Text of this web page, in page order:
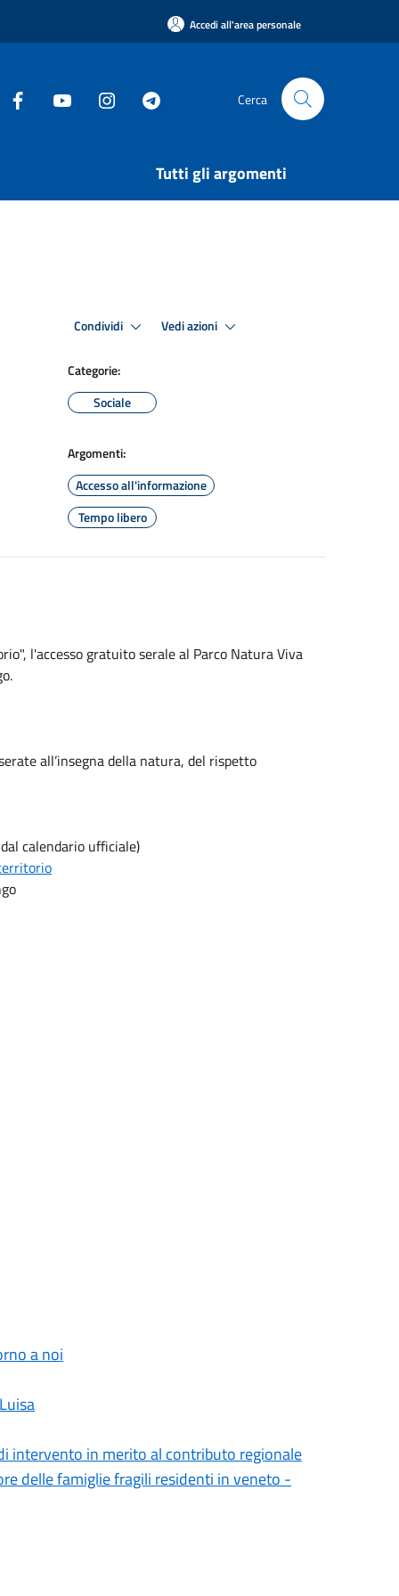
Accedi all'area personale
Cerca
Tutti gli argomenti
Condividi Vedi azioni
Categorie:
Sociale
Argomenti:
Accesso all'informazione
Tempo libero
l'accesso gratuito serale al Parco Natura Viva
all’insegna della natura, del rispetto
calendario ufficiale)
a noi
intervento in merito al contributo regionale
delle famiglie fragili residenti in veneto -